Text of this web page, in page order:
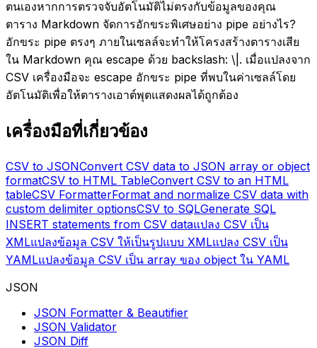
ตนเองหากการตรวจจับอัตโนมัติไม่ตรงกับข้อมูลของคุณ
ตาราง Markdown จัดการอักขระพิเศษอย่าง pipe อย่างไร?
อักขระ pipe ตรงๆ ภายในเซลล์จะทำให้โครงสร้างตารางเสีย
ใน Markdown คุณ escape ด้วย backslash: \|. เมื่อแปลงจาก
CSV เครื่องมือจะ escape อักขระ pipe ที่พบในค่าเซลล์โดย
อัตโนมัติเพื่อให้ตารางเอาต์พุตแสดงผลได้ถูกต้อง
เครื่องมือที่เกี่ยวข้อง
CSV to JSONConvert CSV data to JSON array or object
formatCSV to HTML TableConvert CSV to an HTML
tableCSV FormatterFormat and normalize CSV data with
custom delimiter optionsCSV to SQLGenerate SQL
INSERT statements from CSV dataแปลง CSV เป็น
XMLแปลงข้อมูล CSV ให้เป็นรูปแบบ XMLแปลง CSV เป็น
YAMLแปลงข้อมูล CSV เป็น array ของ object ใน YAML
JSON
JSON Formatter & Beautifier
JSON Validator
JSON Diff